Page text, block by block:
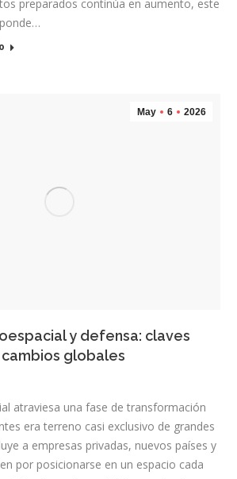
preparados continúa en aumento, este
May 6 2026
y defensa: claves
globales
atraviesa una fase de transformación
era terreno casi exclusivo de grandes
a empresas privadas, nuevos países y
por posicionarse en un espacio cada